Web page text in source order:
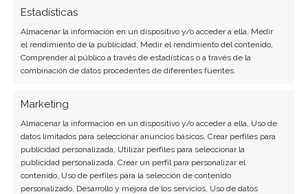
Estadísticas
Almacenar la información en un dispositivo y/o acceder a ella, Medir
el rendimiento de la publicidad, Medir el rendimiento del contenido,
Comprender al público a través de estadísticas o a través de la
combinación de datos procedentes de diferentes fuentes.
Marketing
Almacenar la información en un dispositivo y/o acceder a ella, Uso de
datos limitados para seleccionar anuncios básicos, Crear perfiles para
publicidad personalizada, Utilizar perfiles para seleccionar la
publicidad personalizada, Crear un perfil para personalizar el
contenido, Uso de perfiles para la selección de contenido
personalizado, Desarrollo y mejora de los servicios, Uso de datos
SOBRE EL AUTOR
Javier Martínez González
hardware, software empresarial y computación en
la nube.
Ver todos los artículos →